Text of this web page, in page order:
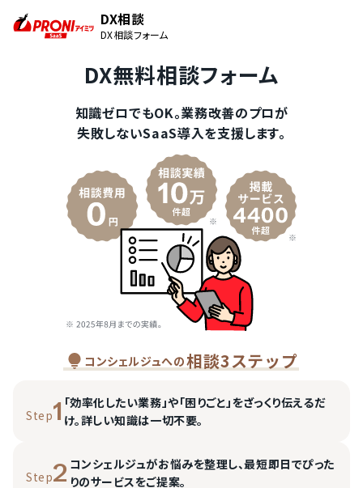
DX相談
DX相談フォーム
DX無料相談フォーム
知識ゼロでもOK。業務改善のプロが
失敗しないSaaS導入を支援します。
コンシェルジュへの相談3ステップ
Step1 「効率化したい業務」や「困りごと」をざっくり伝えるだ
け。詳しい知識は一切不要。
Step2 コンシェルジュがお悩みを整理し、最短即日でぴった
りのサービスをご提案。